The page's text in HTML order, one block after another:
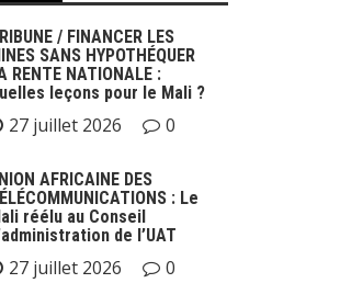
/ FINANCER LES
SANS HYPOTHÉQUER
RENTE NATIONALE :
leçons pour le Mali ?
27 juillet 2026 0
AFRICAINE DES
: Le
réélu au Conseil
de l’UAT
27 juillet 2026 0